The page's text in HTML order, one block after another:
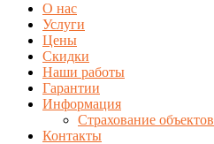
О нас
Услуги
Цены
Скидки
Наши работы
Гарантии
Информация
Страхование объектов
Контакты